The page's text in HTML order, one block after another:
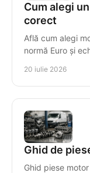
Cum alegi
corect
Află cum alegi
normă Euro și
20 iulie 2026
Ghid de
Ghid piese